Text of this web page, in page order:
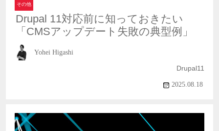
その他
Drupal 11対応前に知っておきたい
「CMSアップデート失敗の典型例」
Yohei Higashi
Drupal11
2025.08.18